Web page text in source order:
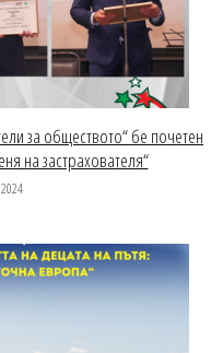
за обществото“ бе почетен
на застрахователя“